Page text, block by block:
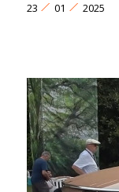
23 01 2025